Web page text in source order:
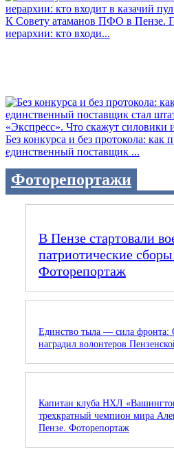
К Совету атаманов ПФО в Пензе.
иерархии: кто входи...
Без конкурса и без протокола: как
единственный поставщик ...
Фоторепортажи
В Пензе стартовали
патриотические
Фоторепортаж
Единство тыла — сила фронта:
наградил волонтеров
Капитан клуба НХЛ
трехкратный чемпион мира
Пензе. Фоторепортаж